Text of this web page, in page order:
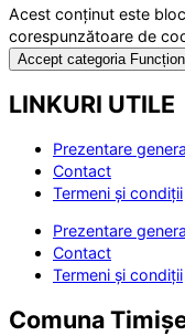
Acest conținut este
corespunzătoare de
Accept categoria
LINKURI UTILE
Prezentare
Contact
Termeni și condiții
Prezentare
Contact
Termeni și condiții
Comuna